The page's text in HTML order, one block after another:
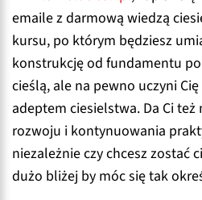
emaile z darmową wiedzą
kursu, po którym będziesz
konstrukcję od fundamentu
cieślą, ale na pewno uczyni
adeptem ciesielstwa. Da Ci
rozwoju i kontynuowania
niezależnie czy chcesz zostać
dużo bliżej by móc się tak